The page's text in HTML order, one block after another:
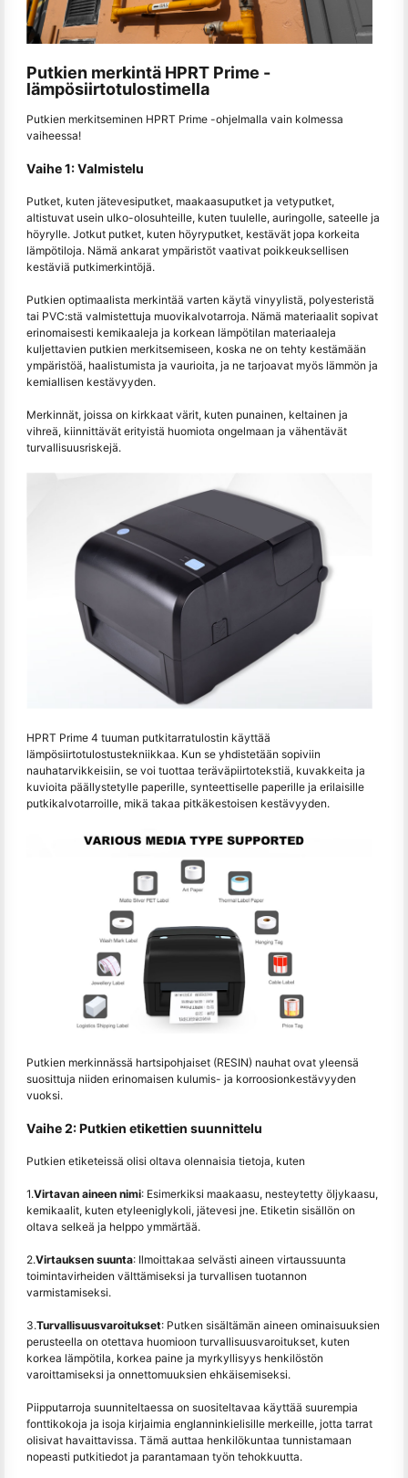
Putkien merkintä HPRT Prime -
lämpösiirtotulostimella
Putkien merkitseminen HPRT Prime -ohjelmalla vain kolmessa
vaiheessa!
Vaihe 1: Valmistelu
Putket, kuten jätevesiputket, maakaasuputket ja vetyputket,
altistuvat usein ulko-olosuhteille, kuten tuulelle, auringolle, sateelle ja
höyrylle. Jotkut putket, kuten höyryputket, kestävät jopa korkeita
lämpötiloja. Nämä ankarat ympäristöt vaativat poikkeuksellisen
kestäviä putkimerkintöjä.
Putkien optimaalista merkintää varten käytä vinyylistä, polyesteristä
tai PVC:stä valmistettuja muovikalvotarroja. Nämä materiaalit sopivat
erinomaisesti kemikaaleja ja korkean lämpötilan materiaaleja
kuljettavien putkien merkitsemiseen, koska ne on tehty kestämään
ympäristöä, haalistumista ja vaurioita, ja ne tarjoavat myös lämmön ja
kemiallisen kestävyyden.
Merkinnät, joissa on kirkkaat värit, kuten punainen, keltainen ja
vihreä, kiinnittävät erityistä huomiota ongelmaan ja vähentävät
turvallisuusriskejä.
HPRT Prime 4 tuuman putkitarratulostin käyttää
lämpösiirtotulostustekniikkaa. Kun se yhdistetään sopiviin
nauhatarvikkeisiin, se voi tuottaa teräväpiirtotekstiä, kuvakkeita ja
kuvioita päällystetylle paperille, synteettiselle paperille ja erilaisille
putkikalvotarroille, mikä takaa pitkäkestoisen kestävyyden.
Putkien merkinnässä hartsipohjaiset (RESIN) nauhat ovat yleensä
suosittuja niiden erinomaisen kulumis- ja korroosionkestävyyden
vuoksi.
Vaihe 2: Putkien etikettien suunnittelu
Putkien etiketeissä olisi oltava olennaisia tietoja, kuten
1.Virtavan aineen nimi: Esimerkiksi maakaasu, nesteytetty öljykaasu,
kemikaalit, kuten etyleeniglykoli, jätevesi jne. Etiketin sisällön on
oltava selkeä ja helppo ymmärtää.
2.Virtauksen suunta: Ilmoittakaa selvästi aineen virtaussuunta
toimintavirheiden välttämiseksi ja turvallisen tuotannon
varmistamiseksi.
3.Turvallisuusvaroitukset: Putken sisältämän aineen ominaisuuksien
perusteella on otettava huomioon turvallisuusvaroitukset, kuten
korkea lämpötila, korkea paine ja myrkyllisyys henkilöstön
varoittamiseksi ja onnettomuuksien ehkäisemiseksi.
Piipputarroja suunniteltaessa on suositeltavaa käyttää suurempia
fonttikokoja ja isoja kirjaimia englanninkielisille merkeille, jotta tarrat
olisivat havaittavissa. Tämä auttaa henkilökuntaa tunnistamaan
nopeasti putkitiedot ja parantamaan työn tehokkuutta.